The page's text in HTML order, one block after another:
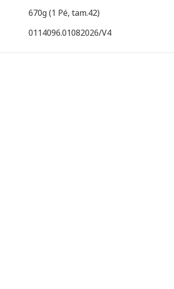
670g (1 Pé, tam.42)
0114096.01082026/V4